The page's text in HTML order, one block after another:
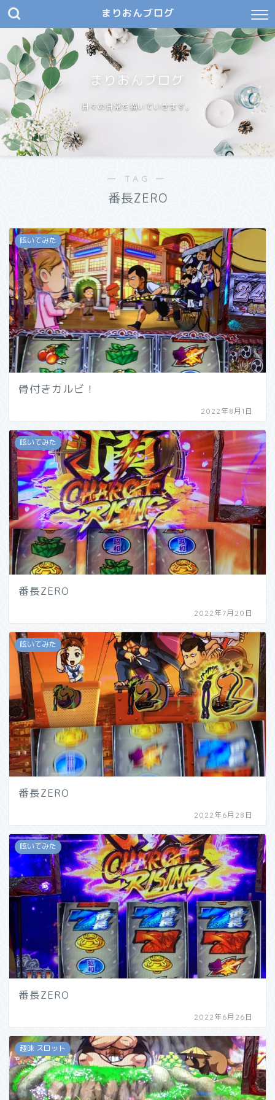
まりおんブログ
まりおんブログ
日々の日常を描いていきます。
― TAG ―
番長ZERO
呟いてみた
骨付きカルビ！
2022年8月1日
呟いてみた
番長ZERO
2022年7月20日
呟いてみた
番長ZERO
2022年6月28日
呟いてみた
番長ZERO
2022年6月26日
趣味 スロット